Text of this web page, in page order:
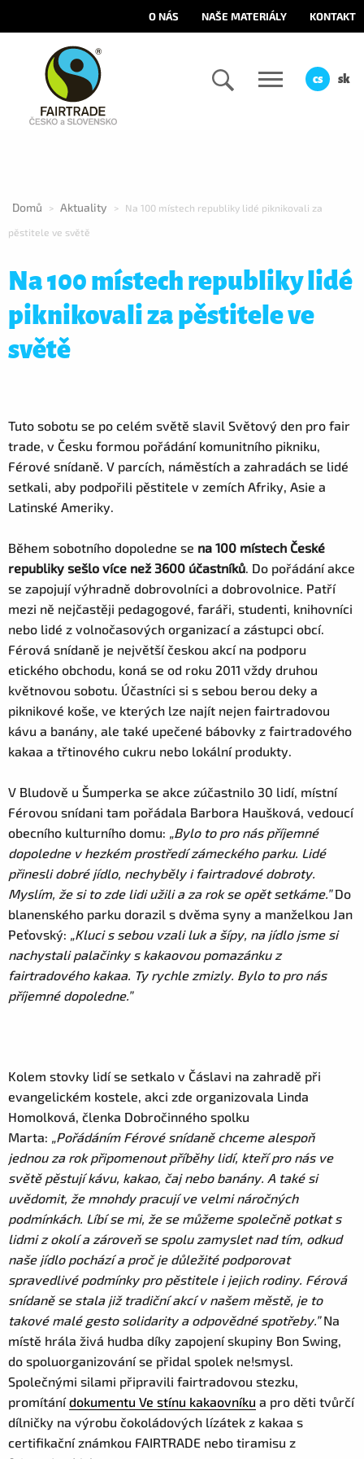
O NÁS NAŠE MATERIÁLY KONTAKT
cs sk
Domů > Aktuality > Na 100 místech republiky lidé piknikovali za
pěstitele ve světě
Na 100 místech republiky lidé
piknikovali za pěstitele ve
světě
Tuto sobotu se po celém světě slavil Světový den pro fair
trade, v Česku formou pořádání komunitního pikniku,
Férové snídaně. V parcích, náměstích a zahradách se lidé
setkali, aby podpořili pěstitele v zemích Afriky, Asie a
Latinské Ameriky.
Během sobotního dopoledne se na 100 místech České
republiky sešlo více než 3600 účastníků. Do pořádání akce
se zapojují výhradně dobrovolníci a dobrovolnice. Patří
mezi ně nejčastěji pedagogové, faráři, studenti, knihovníci
nebo lidé z volnočasových organizací a zástupci obcí.
Férová snídaně je největší českou akcí na podporu
etického obchodu, koná se od roku 2011 vždy druhou
květnovou sobotu. Účastníci si s sebou berou deky a
piknikové koše, ve kterých lze najít nejen fairtradovou
kávu a banány, ale také upečené bábovky z fairtradového
kakaa a třtinového cukru nebo lokální produkty.
V Bludově u Šumperka se akce zúčastnilo 30 lidí, místní
Férovou snídani tam pořádala Barbora Haušková, vedoucí
obecního kulturního domu: „Bylo to pro nás příjemné
dopoledne v hezkém prostředí zámeckého parku. Lidé
přinesli dobré jídlo, nechyběly i fairtradové dobroty.
Myslím, že si to zde lidi užili a za rok se opět setkáme.”Do
blanenského parku dorazil s dvěma syny a manželkou Jan
Peťovský: „Kluci s sebou vzali luk a šípy, na jídlo jsme si
nachystali palačinky s kakaovou pomazánku z
fairtradového kakaa. Ty rychle zmizly. Bylo to pro nás
příjemné dopoledne.”
Kolem stovky lidí se setkalo v Čáslavi na zahradě při
evangelickém kostele, akci zde organizovala Linda
Homolková, členka Dobročinného spolku
Marta: „Pořádáním Férové snídaně chceme alespoň
jednou za rok připomenout příběhy lidí, kteří pro nás ve
světě pěstují kávu, kakao, čaj nebo banány. A také si
uvědomit, že mnohdy pracují ve velmi náročných
podmínkách. Líbí se mi, že se můžeme společně potkat s
lidmi z okolí a zároveň se spolu zamyslet nad tím, odkud
naše jídlo pochází a proč je důležité podporovat
spravedlivé podmínky pro pěstitele i jejich rodiny. Férová
snídaně se stala již tradiční akcí v našem městě, je to
takové malé gesto solidarity a odpovědné spotřeby.”Na
místě hrála živá hudba díky zapojení skupiny Bon Swing,
do spoluorganizování se přidal spolek ne!smysl.
Společnými silami připravili fairtradovou stezku,
promítánídokumentu Ve stínu kakaovníku a pro děti tvůrčí
dílničky na výrobu čokoládových lízátek z kakaa s
certifikační známkou FAIRTRADE nebo tiramisu z